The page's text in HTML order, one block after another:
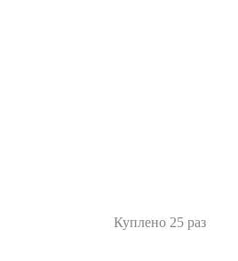
Куплено 25 раз